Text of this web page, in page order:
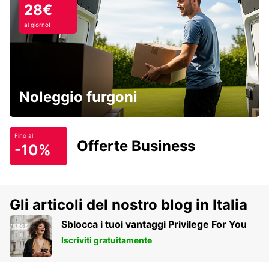
28€
al giorno!
Noleggio furgoni
Fino al
-10% Offerte Business
Gli articoli del nostro blog in Italia
Sblocca i tuoi vantaggi Privilege For You
Iscriviti gratuitamente